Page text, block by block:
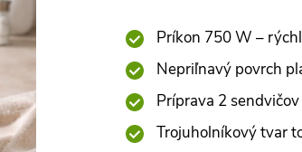
Príkon 750 W –
Nepriľnavý povrch
Príprava 2
Trojuholníkový tvar